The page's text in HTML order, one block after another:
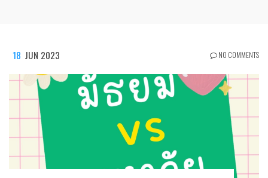
18 JUN 2023 NO COMMENTS